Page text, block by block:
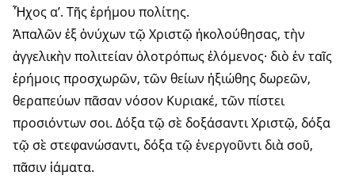
Ἦχος α’. Τῆς ἐρήμου πολίτης.
Ἀπαλῶν ἐξ ὀνύχων τῷ Χριστῷ ἠκολούθησας, τὴν
ἀγγελικὴν πολιτείαν ὁλοτρόπως ἑλόμενος· διὸ ἐν ταῖς
ἐρήμοις προσχωρῶν, τῶν θείων ἠξιώθης δωρεῶν,
θεραπεύων πᾶσαν νόσον Κυριακέ, τῶν πίστει
προσιόντων σοι. Δόξα τῷ σὲ δοξάσαντι Χριστῷ, δόξα
τῷ σὲ στεφανώσαντι, δόξα τῷ ἐνεργοῦντι διὰ σοῦ,
πᾶσιν ἰάματα.